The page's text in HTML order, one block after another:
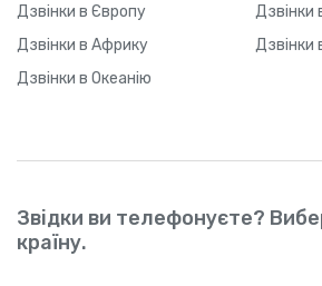
Дзвінки в Європу Дзвінки
Дзвінки в Африку Дзвінки
Дзвінки в Океанію
Звідки ви телефонуєте?
країну.